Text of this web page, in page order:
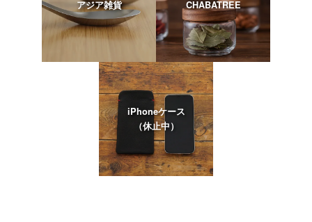
アジア雑貨 CHABATREE
iPhoneケース
（休止中）